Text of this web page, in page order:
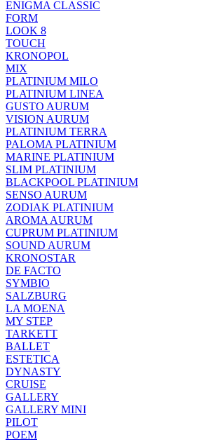
ENIGMA CLASSIC
FORM
LOOK 8
TOUCH
KRONOPOL
MIX
PLATINIUM MILO
PLATINIUM LINEA
GUSTO AURUM
VISION AURUM
PLATINIUM TERRA
PALOMA PLATINIUM
MARINE PLATINIUM
SLIM PLATINIUM
BLACKPOOL PLATINIUM
SENSO AURUM
ZODIAK PLATINIUM
AROMA AURUM
CUPRUM PLATINIUM
SOUND AURUM
KRONOSTAR
DE FACTO
SYMBIO
SALZBURG
LA MOENA
MY STEP
TARKETT
BALLET
ESTETICA
DYNASTY
CRUISE
GALLERY
GALLERY MINI
PILOT
POEM